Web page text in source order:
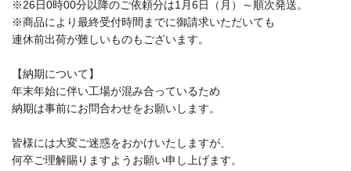
※26日0時00分以降のご依頼分は1月6日（月）～順次発送。
※商品により最終受付時間までに御請求いただいても
連休前出荷が難しいものもございます。
【納期について】
年末年始に伴い工場が混み合っているため
納期は事前にお問合わせをお願いします。
皆様には大変ご迷惑をおかけいたしますが、
何卒ご理解賜りますようお願い申し上げます。